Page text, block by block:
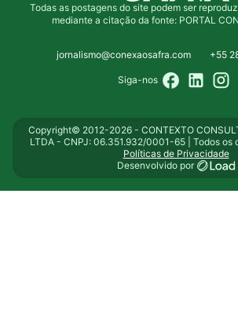
Todas as postagens do site podem ser
mediante a citação da fonte: PORTAL
jornalismo@conexaosafra.com +55
Siga-nos
Copyright© 2012-2026 - CONTEXTO
LTDA - CNPJ: 06.351.932/0001-65 | Todos os
Políticas de Privacidade
Desenvolvido por